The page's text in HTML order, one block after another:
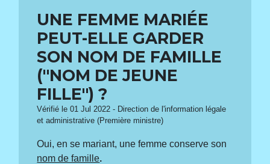
UNE FEMME MARIÉE
PEUT-ELLE GARDER
SON NOM DE FAMILLE
("NOM DE JEUNE
FILLE") ?
Vérifié le 01 Jul 2022 - Direction de l'information légale
et administrative (Première ministre)
Oui, en se mariant, une femme conserve son
nom de famille.